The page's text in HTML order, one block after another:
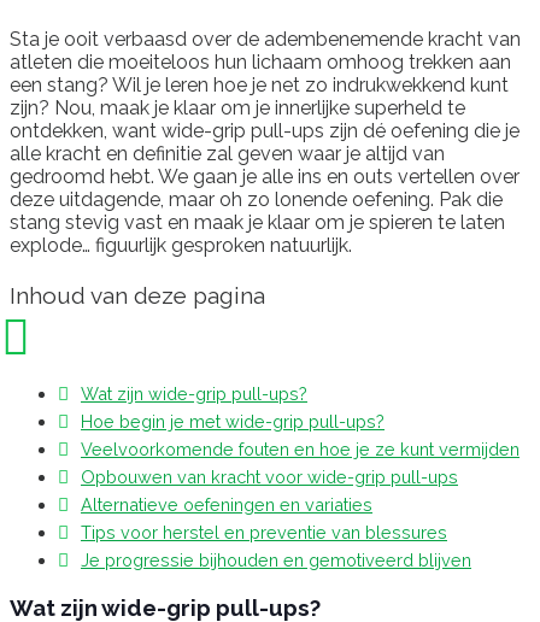
Sta je ooit verbaasd over de adembenemende kracht van
atleten die moeiteloos hun lichaam omhoog trekken aan
een stang? Wil je leren hoe je net zo indrukwekkend kunt
zijn? Nou, maak je klaar om je innerlijke superheld te
ontdekken, want wide-grip pull-ups zijn dé oefening die je
alle kracht en definitie zal geven waar je altijd van
gedroomd hebt. We gaan je alle ins en outs vertellen over
deze uitdagende, maar oh zo lonende oefening. Pak die
stang stevig vast en maak je klaar om je spieren te laten
explode… figuurlijk gesproken natuurlijk.
Inhoud van deze pagina
Wat zijn wide-grip pull-ups?
Hoe begin je met wide-grip pull-ups?
Veelvoorkomende fouten en hoe je ze kunt vermijden
Opbouwen van kracht voor wide-grip pull-ups
Alternatieve oefeningen en variaties
Tips voor herstel en preventie van blessures
Je progressie bijhouden en gemotiveerd blijven
Wat zijn wide-grip pull-ups?